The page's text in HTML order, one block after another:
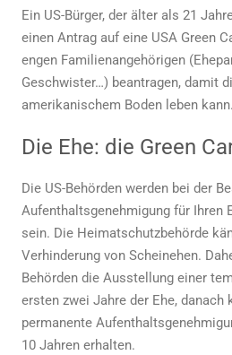
Ein US-Bürger, der älter als 21
einen Antrag auf eine USA Green
engen Familienangehörigen
Geschwister…) beantragen, damit
amerikanischem Boden leben kann.
Die Ehe: die Green
Die US-Behörden werden bei der
Aufenthaltsgenehmigung für Ihren
sein. Die Heimatschutzbehörde
Verhinderung von Scheinehen.
Behörden die Ausstellung einer
ersten zwei Jahre der Ehe, danach
permanente
10 Jahren erhalten.